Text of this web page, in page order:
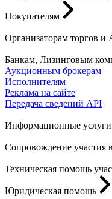
Покупателям
Организаторам торгов
Банкам, Лизинговым
Аукционным брокерам
Исполнителям
Реклама на сайте
Передача сведений API
Информационные услуги
Сопровождение участия
Техническая помощь
Юридическая помощь